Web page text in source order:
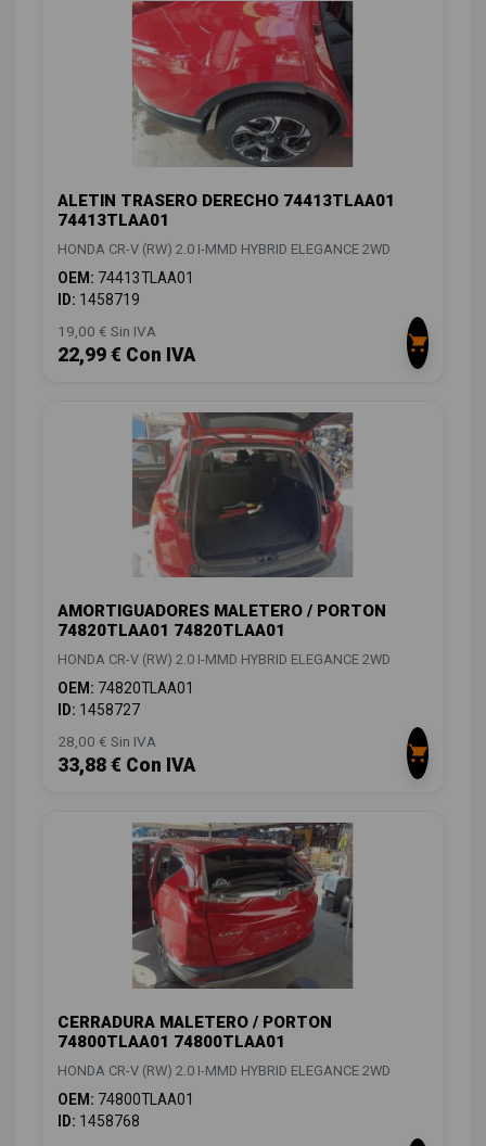
ALETIN TRASERO DERECHO 74413TLAA01
74413TLAA01
HONDA CR-V (RW) 2.0 I-MMD HYBRID ELEGANCE 2WD
OEM: 74413TLAA01
ID: 1458719
19,00 € Sin IVA
22,99 € Con IVA
AMORTIGUADORES MALETERO / PORTON
74820TLAA01 74820TLAA01
HONDA CR-V (RW) 2.0 I-MMD HYBRID ELEGANCE 2WD
OEM: 74820TLAA01
ID: 1458727
28,00 € Sin IVA
33,88 € Con IVA
CERRADURA MALETERO / PORTON
74800TLAA01 74800TLAA01
HONDA CR-V (RW) 2.0 I-MMD HYBRID ELEGANCE 2WD
OEM: 74800TLAA01
ID: 1458768